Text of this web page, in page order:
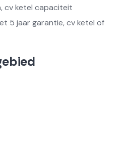
cv ketel capaciteit
5 jaar garantie, cv ketel of